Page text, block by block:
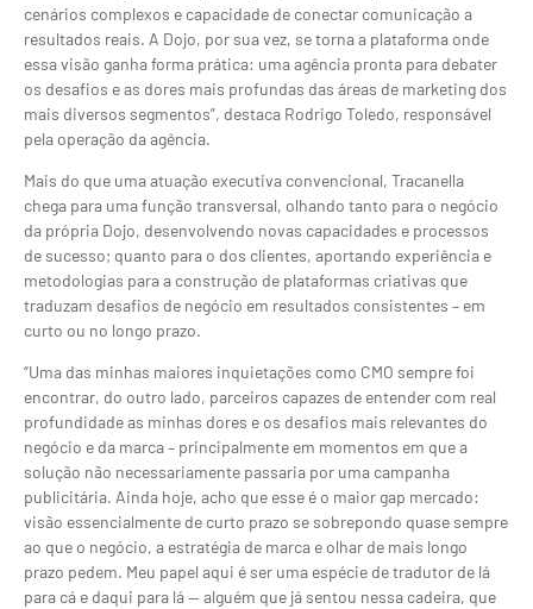
cenários complexos e capacidade de conectar comunicação a
resultados reais. A Dojo, por sua vez, se torna a plataforma onde
essa visão ganha forma prática: uma agência pronta para debater
os desafios e as dores mais profundas das áreas de marketing dos
mais diversos segmentos”, destaca Rodrigo Toledo, responsável
pela operação da agência.
Mais do que uma atuação executiva convencional, Tracanella
chega para uma função transversal, olhando tanto para o negócio
da própria Dojo, desenvolvendo novas capacidades e processos
de sucesso; quanto para o dos clientes, aportando experiência e
metodologias para a construção de plataformas criativas que
traduzam desafios de negócio em resultados consistentes – em
curto ou no longo prazo.
“Uma das minhas maiores inquietações como CMO sempre foi
encontrar, do outro lado, parceiros capazes de entender com real
profundidade as minhas dores e os desafios mais relevantes do
negócio e da marca – principalmente em momentos em que a
solução não necessariamente passaria por uma campanha
publicitária. Ainda hoje, acho que esse é o maior gap mercado:
visão essencialmente de curto prazo se sobrepondo quase sempre
ao que o negócio, a estratégia de marca e olhar de mais longo
prazo pedem. Meu papel aqui é ser uma espécie de tradutor de lá
para cá e daqui para lá — alguém que já sentou nessa cadeira, que